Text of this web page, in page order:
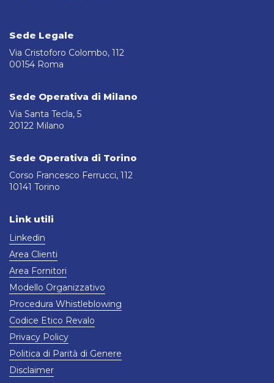
Sede Legale
Via Cristoforo Colombo, 112
00154 Roma
Sede Operativa di Milano
Via Santa Tecla, 5
20122 Milano
Sede Operativa di Torino
Corso Francesco Ferrucci, 112
10141 Torino
Link utili
Linkedin
Area Clienti
Area Fornitori
Modello Organizzativo
Procedura Whistleblowing
Codice Etico Revalo
Privacy Policy
Politica di Parità di Genere
Disclaimer